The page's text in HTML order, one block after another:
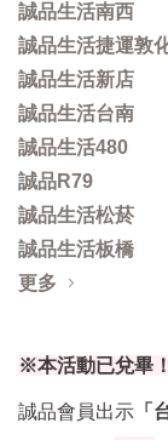
誠品生活南西
誠品生活捷運敦
誠品生活新店
誠品生活台南
誠品生活480
誠品R79
誠品生活松菸
誠品生活板橋
更多
※本活動已兌畢！
誠品會員出示 「